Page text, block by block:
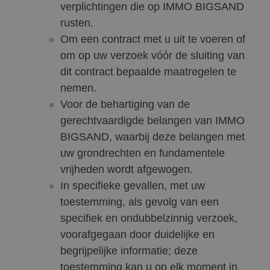
verplichtingen die op IMMO BIGSAND
rusten.
Om een contract met u uit te voeren of
om op uw verzoek vóór de sluiting van
dit contract bepaalde maatregelen te
nemen.
Voor de behartiging van de
gerechtvaardigde belangen van IMMO
BIGSAND, waarbij deze belangen met
uw grondrechten en fundamentele
vrijheden wordt afgewogen.
In specifieke gevallen, met uw
toestemming, als gevolg van een
specifiek en ondubbelzinnig verzoek,
voorafgegaan door duidelijke en
begrijpelijke informatie; deze
toestemming kan u op elk moment in